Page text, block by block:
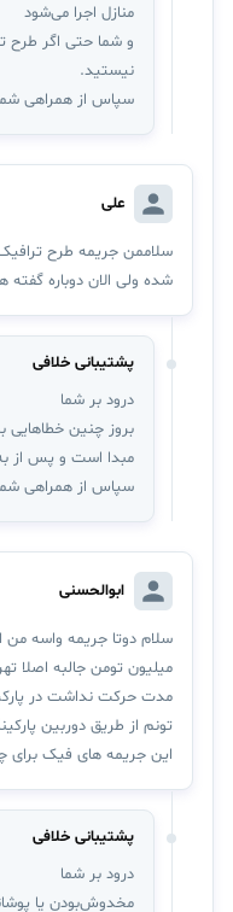
منازل اجرا می‌شود
و شما حتی اگر طرح
نیستید.
سپاس از همراهی
علی
سلاممن جریمه طرح
شده ولی الان دوباره
پشتیبانی خلافی
درود بر شما
بروز چنین خطاهایی
مبدا است و پس از
سپاس از همراهی
ابوالحسنی
سلام دوتا جریمه واسه من
میلیون تومن جالبه اصلا
مدت حرکت نداشت در
تونم از طریق دوربین
این جریمه های فیک برای
پشتیبانی خلافی
درود بر شما
مخدوش‌بودن یا